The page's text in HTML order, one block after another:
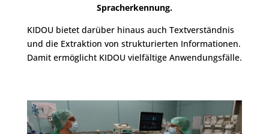
Spracherkennung.
KIDOU bietet darüber hinaus auch Textverständnis
und die Extraktion von strukturierten Informationen.
Damit ermöglicht KIDOU vielfältige Anwendungsfälle.